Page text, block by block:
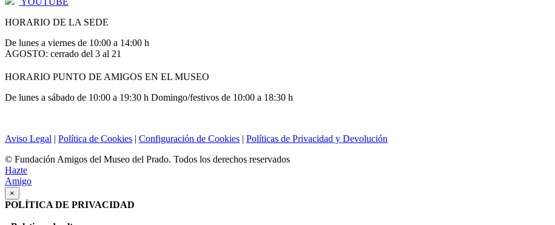
HORARIO DE LA SEDE
De lunes a viernes de 10:00 a 14:00 h
AGOSTO: cerrado del 3 al 21
HORARIO PUNTO DE AMIGOS EN EL MUSEO
De lunes a sábado de 10:00 a 19:30 h Domingo/festivos de 10:00 a 18:30 h
Aviso Legal | Política de Cookies | Configuración de Cookies | Políticas de Privacidad y Devolución
© Fundación Amigos del Museo del Prado. Todos los derechos reservados
Hazte
Amigo
×
POLÍTICA DE PRIVACIDAD